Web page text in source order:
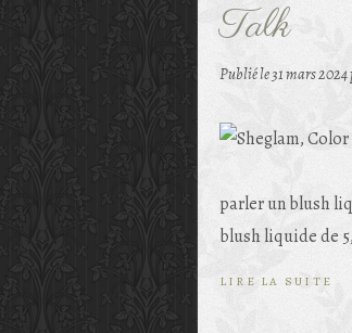
Talk
Publié le31 mars 2024
parler un blush
blush liquide de
LIRE LA SUITE